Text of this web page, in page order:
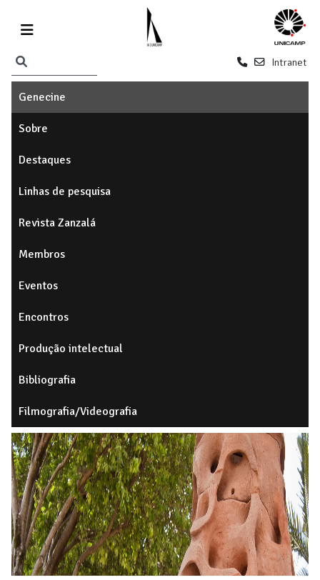
Intranet
Genecine
Sobre
Destaques
Linhas de pesquisa
Revista Zanzalá
Membros
Eventos
Encontros
Produção intelectual
Bibliografia
Filmografia/Videografia